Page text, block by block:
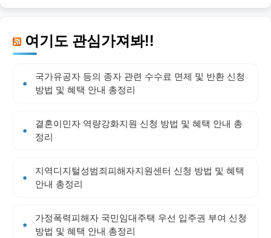
여기도 관심가져봐!!
국가유공자 등의 종자 관련 수수료 면제 및 반환 신청
방법 및 혜택 안내 총정리
결혼이민자 역량강화지원 신청 방법 및 혜택 안내 총
정리
지역디지털성범죄피해자지원센터 신청 방법 및 혜택
안내 총정리
가정폭력피해자 국민임대주택 우선 입주권 부여 신청
방법 및 혜택 안내 총정리